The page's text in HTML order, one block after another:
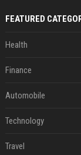
FEATURED
Health
Finance
Automobile
Technology
Travel